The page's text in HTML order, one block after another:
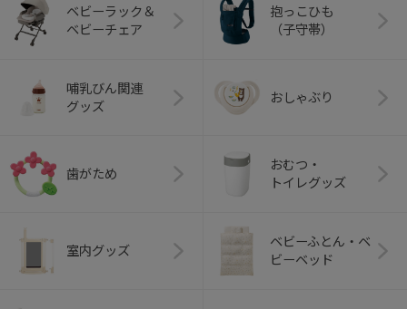
ベビーラック＆
ベビーチェア
抱っこひも
（子守帯）
哺乳びん関連
グッズ
おしゃぶり
歯がため
おむつ・
トイレグッズ
室内グッズ
ベビーふとん・ベ
ビーベッド